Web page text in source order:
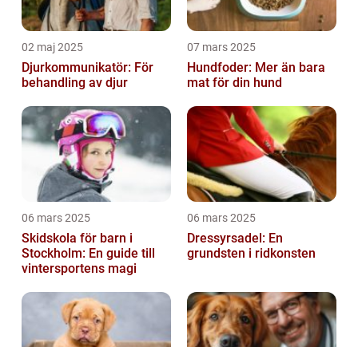
02 maj 2025
Djurkommunikatör: För
behandling av djur
07 mars 2025
Hundfoder: Mer än bara
mat för din hund
06 mars 2025
Skidskola för barn i
Stockholm: En guide till
vintersportens magi
06 mars 2025
Dressyrsadel: En
grundsten i ridkonsten